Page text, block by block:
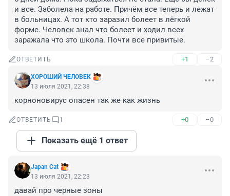
и все. Заболела на работе. Причём все теперь и лежат
в больницах. А тот кто заразил болеет в лёгкой
форме. Человек знал что болеет и ходил всех
заражала что это школа. Почти все привитые.
ОТВЕТИТЬ +1 –2
ХОРОШИЙ ЧЕЛОВЕК
13 июля 2021, 22:38
корноновирус опасен так же как жизнь
ОТВЕТИТЬ 1 +0 –0
Показать ещё 1 ответ
Japan Cat
13 июля 2021, 22:23
давай про черные зоны